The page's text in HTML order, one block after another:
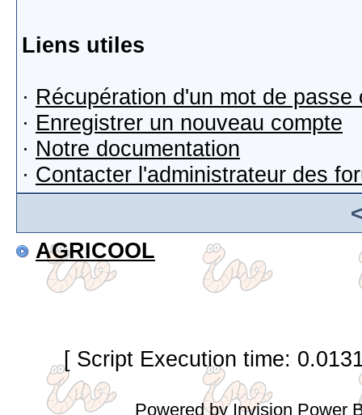
Liens utiles
· Récupération d'un mot de passe
· Enregistrer un nouveau compte
· Notre documentation
· Contacter l'administrateur des
AGRICOOL
[ Script Execution time:
Powered byInvision Power